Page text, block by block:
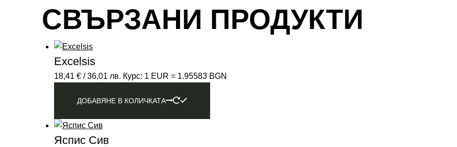
СВЪРЗАНИ ПРОДУКТИ
Excelsis
18,41 € / 36,01 лв. Курс: 1 EUR = 1.95583 BGN
ДОБАВЯНЕ В КОЛИЧКАТА
Яспис Сив